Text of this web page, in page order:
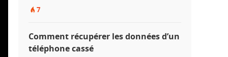
7
Comment récupérer les données d’un
téléphone cassé